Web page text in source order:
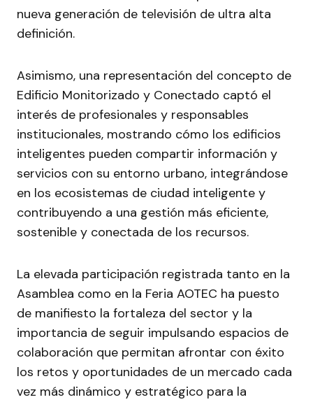
nueva generación de televisión de ultra alta
definición.
Asimismo, una representación del concepto de
Edificio Monitorizado y Conectado captó el
interés de profesionales y responsables
institucionales, mostrando cómo los edificios
inteligentes pueden compartir información y
servicios con su entorno urbano, integrándose
en los ecosistemas de ciudad inteligente y
contribuyendo a una gestión más eficiente,
sostenible y conectada de los recursos.
La elevada participación registrada tanto en la
Asamblea como en la Feria AOTEC ha puesto
de manifiesto la fortaleza del sector y la
importancia de seguir impulsando espacios de
colaboración que permitan afrontar con éxito
los retos y oportunidades de un mercado cada
vez más dinámico y estratégico para la